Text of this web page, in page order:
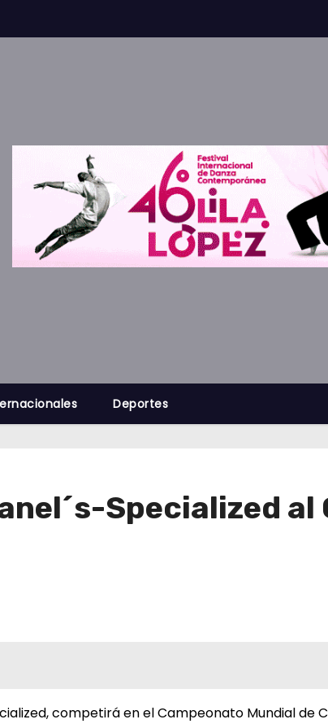
Deportes
Specialized
competirá en el Campeonato Mundial de